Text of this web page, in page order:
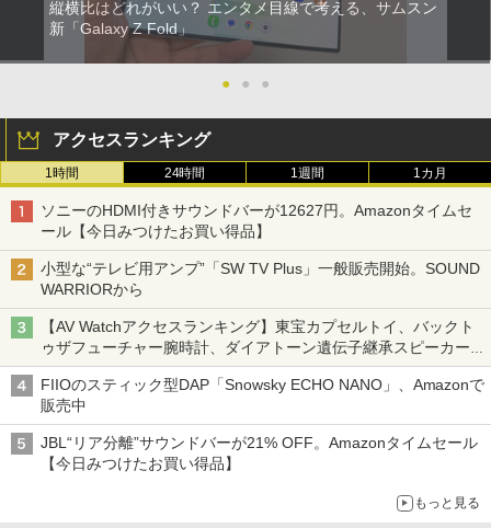
縦横比はどれがいい？ エンタメ目線で考える、サムスン
新「Galaxy Z Fold」
● ● ●
アクセスランキング
1時間 24時間 1週間 1カ月
ソニーのHDMI付きサウンドバーが12627円。Amazonタイムセ
ール【今日みつけたお買い得品】
小型な“テレビ用アンプ”「SW TV Plus」一般販売開始。SOUND
WARRIORから
【AV Watchアクセスランキング】東宝カプセルトイ、バックト
ゥザフューチャー腕時計、ダイアトーン遺伝子継承スピーカー
('26年8月3日～9日)
FIIOのスティック型DAP「Snowsky ECHO NANO」、Amazonで
販売中
JBL“リア分離”サウンドバーが21% OFF。Amazonタイムセール
【今日みつけたお買い得品】
もっと見る